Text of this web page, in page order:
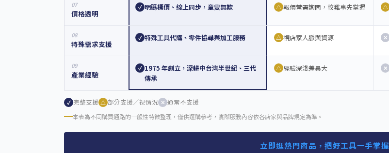
07
價格透明
✓ 明碼標價、線上同步，童叟無欺 △ 報價常需詢問，較難事先掌握 △
08
特殊需求支援
✓ 特殊工具代購、零件協尋與加工服務 △ 視店家人脈與資源 ✕
09
產業經驗
✓ 1975 年創立，深耕中台灣半世紀、三代
傳承
△ 經驗深淺差異大 ✕
✓ 完整支援 △ 部分支援／視情況 ✕ 通常不支援
本表為不同購買通路的一般性特徵整理，僅供選購參考，實際服務內容依各店家與品牌規定為準。
立即逛熱門商品，把好工具一手掌握